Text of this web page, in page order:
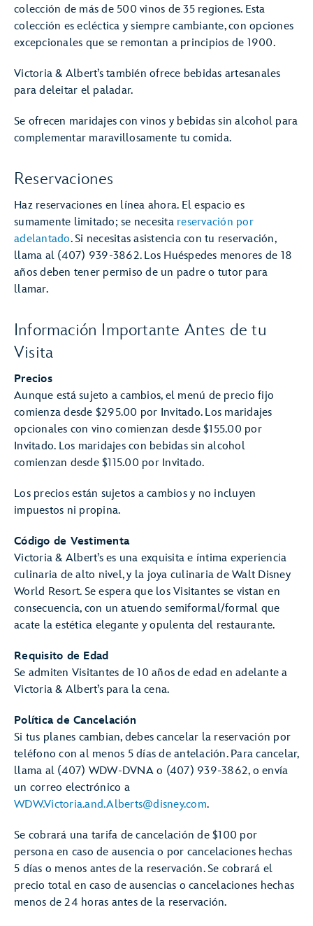
colección de más de 500 vinos de 35 regiones. Esta
colección es ecléctica y siempre cambiante, con opciones
excepcionales que se remontan a principios de 1900.
Victoria & Albert’s también ofrece bebidas artesanales
para deleitar el paladar.
Se ofrecen maridajes con vinos y bebidas sin alcohol para
complementar maravillosamente tu comida.
Reservaciones
Haz reservaciones en línea ahora. El espacio es
sumamente limitado; se necesita reservación por
adelantado. Si necesitas asistencia con tu reservación,
llama al (407) 939-3862. Los Huéspedes menores de 18
años deben tener permiso de un padre o tutor para
llamar.
Información Importante Antes de tu
Visita
Precios
Aunque está sujeto a cambios, el menú de precio fijo
comienza desde $295.00 por Invitado. Los maridajes
opcionales con vino comienzan desde $155.00 por
Invitado. Los maridajes con bebidas sin alcohol
comienzan desde $115.00 por Invitado.
Los precios están sujetos a cambios y no incluyen
impuestos ni propina.
Código de Vestimenta
Victoria & Albert’s es una exquisita e íntima experiencia
culinaria de alto nivel, y la joya culinaria de Walt Disney
World Resort. Se espera que los Visitantes se vistan en
consecuencia, con un atuendo semiformal/formal que
acate la estética elegante y opulenta del restaurante.
Requisito de Edad
Se admiten Visitantes de 10 años de edad en adelante a
Victoria & Albert’s para la cena.
Política de Cancelación
Si tus planes cambian, debes cancelar la reservación por
teléfono con al menos 5 días de antelación. Para cancelar,
llama al (407) WDW-DVNA o (407) 939-3862, o envía
un correo electrónico a
WDW.Victoria.and.Alberts@disney.com.
Se cobrará una tarifa de cancelación de $100 por
persona en caso de ausencia o por cancelaciones hechas
5 días o menos antes de la reservación. Se cobrará el
precio total en caso de ausencias o cancelaciones hechas
menos de 24 horas antes de la reservación.